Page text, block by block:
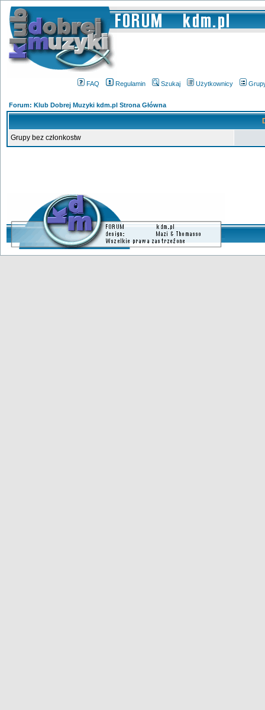
FAQ Regulamin Szukaj Użytkownicy
Forum: Klub Dobrej Muzyki kdm.pl Strona Główna
Grupy bez członkostw